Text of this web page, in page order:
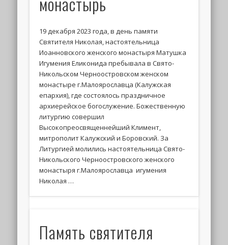
19 декабря 2023 года, в день памяти
Святителя Николая, настоятельница
Иоанновского женского монастыря Матушка
Игумения Еликонида пребывала в Свято-
Никольском Черноостровском женском
монастыре г.Малоярославца (Калужская
епархия), где состоялось праздничное
архиерейское богослужение. Божественную
литургию совершил
Высокопреосвященнейший Климент,
митрополит Калужский и Боровский. За
Литургией молились настоятельница Свято-
Никольского Черноостровского женского
монастыря г.Малоярославца игумения
Николая …
Память святителя